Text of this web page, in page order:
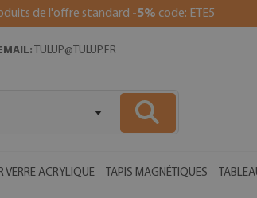
de l'offre standard -5% code: ETE5
TULUP@TULUP.FR
VERRE ACRYLIQUE TAPIS MAGNÉTIQUES